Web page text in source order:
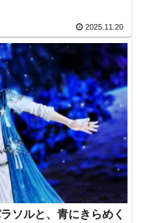
2025.11.20
ソルと、青にきらめく